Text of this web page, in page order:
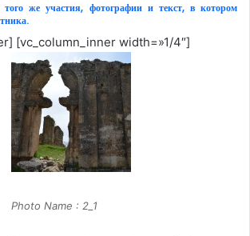
того же участия, фотографии и текст, в котором
[vc_column_inner width=»1/4″]
Photo Name : 2_1